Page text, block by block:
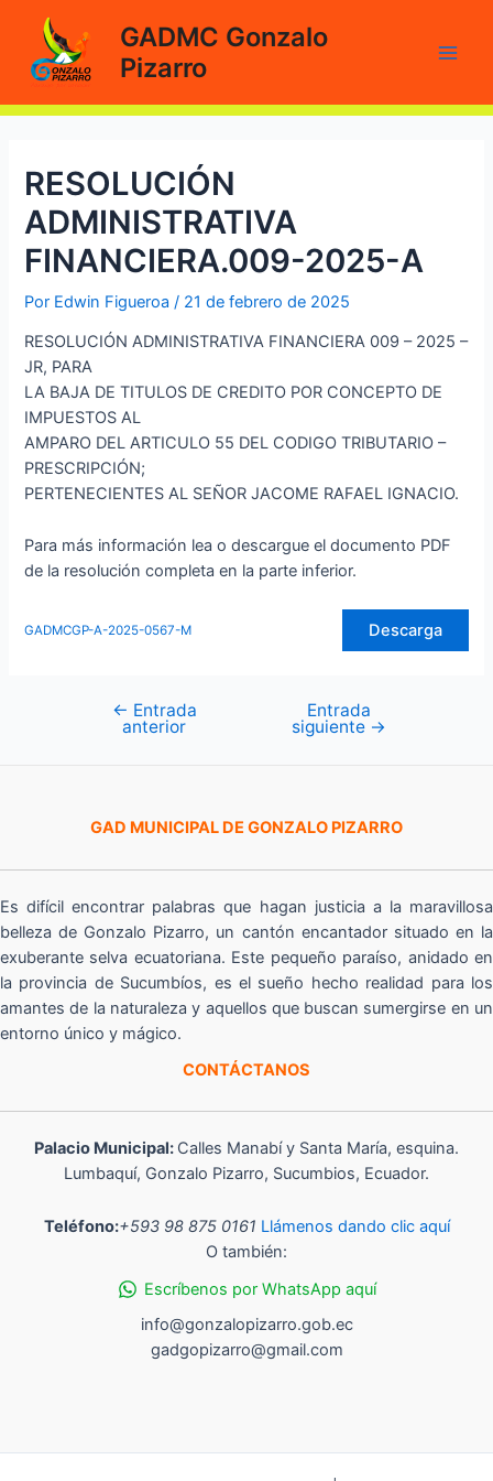
contenido
GADMC Gonzalo
Pizarro
RESOLUCIÓN
ADMINISTRATIVA
FINANCIERA.009-2025-A
Por Edwin Figueroa/ 21 de febrero de 2025
RESOLUCIÓN ADMINISTRATIVA FINANCIERA 009 – 2025 –
JR, PARA
LA BAJA DE TITULOS DE CREDITO POR CONCEPTO DE
IMPUESTOS AL
AMPARO DEL ARTICULO 55 DEL CODIGO TRIBUTARIO –
PRESCRIPCIÓN;
PERTENECIENTES AL SEÑOR JACOME RAFAEL IGNACIO.
Para más información lea o descargue el documento PDF
de la resolución completa en la parte inferior.
GADMCGP-A-2025-0567-M Descarga
Navegación
← Entrada
anterior
Entrada
siguiente →
GAD MUNICIPAL DE GONZALO PIZARRO
Es difícil encontrar palabras que hagan justicia a la maravillosa
belleza de Gonzalo Pizarro, un cantón encantador situado en la
exuberante selva ecuatoriana. Este pequeño paraíso, anidado en
la provincia de Sucumbíos, es el sueño hecho realidad para los
amantes de la naturaleza y aquellos que buscan sumergirse en un
entorno único y mágico.
CONTÁCTANOS
Palacio Municipal: Calles Manabí y Santa María, esquina.
Lumbaquí, Gonzalo Pizarro, Sucumbios, Ecuador.
Teléfono:+593 98 875 0161 Llámenos dando clic aquí
O también:
Escríbenos por WhatsApp aquí
info@gonzalopizarro.gob.ec
gadgopizarro@gmail.com